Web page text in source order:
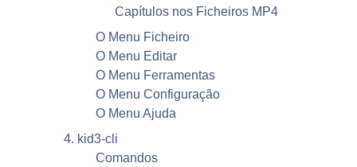
Capítulos nos Ficheiros MP4
O Menu Ficheiro
O Menu Editar
O Menu Ferramentas
O Menu Configuração
O Menu Ajuda
4. kid3-cli
Comandos